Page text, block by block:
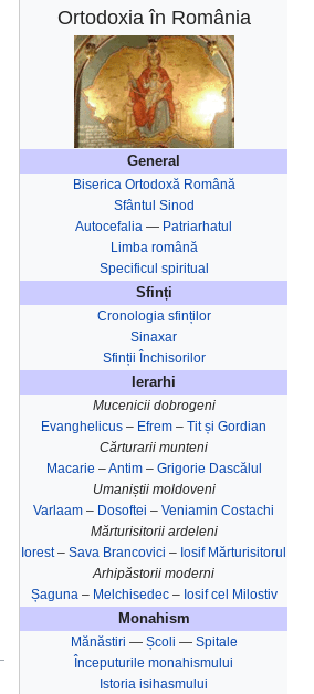
Ortodoxia în România
General
Biserica Ortodoxă Română
Sfântul Sinod
Autocefalia — Patriarhatul
Limba română
Specificul spiritual
Sfinți
Cronologia sfinților
Sinaxar
Sfinții Închisorilor
Ierarhi
Mucenicii dobrogeni
Evanghelicus – Efrem – Tit și Gordian
Cărturarii munteni
Macarie –Antim– Grigorie Dascălul
Umaniștii moldoveni
Varlaam – Dosoftei – Veniamin Costachi
Mărturisitorii ardeleni
Iorest– Sava Brancovici – Iosif Mărturisitorul
Arhipăstorii moderni
Șaguna– Melchisedec– Iosif cel Milostiv
Monahism
Mănăstiri — Școli — Spitale
Începuturile monahismului
Istoria isihasmului